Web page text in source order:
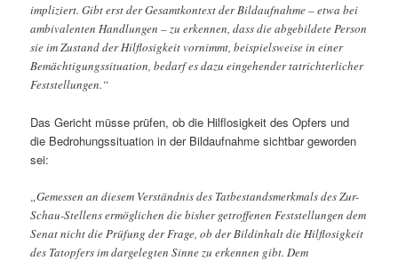
impliziert. Gibt erst der Gesamtkontext der Bildaufnahme – etwa bei
ambivalenten Handlungen – zu erkennen, dass die abgebildete Person
sie im Zustand der Hilflosigkeit vornimmt, beispielsweise in einer
Bemächtigungssituation, bedarf es dazu eingehender tatrichterlicher
Feststellungen.“
Das Gericht müsse prüfen, ob die Hilflosigkeit des Opfers und
die Bedrohungssituation in der Bildaufnahme sichtbar geworden
sei:
„Gemessen an diesem Verständnis des Tatbestandsmerkmals des Zur-
Schau-Stellens ermöglichen die bisher getroffenen Feststellungen dem
Senat nicht die Prüfung der Frage, ob der Bildinhalt die Hilflosigkeit
des Tatopfers im dargelegten Sinne zu erkennen gibt. Dem